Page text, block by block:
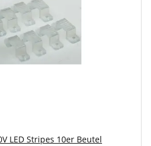
LED Stripes 10er Beutel